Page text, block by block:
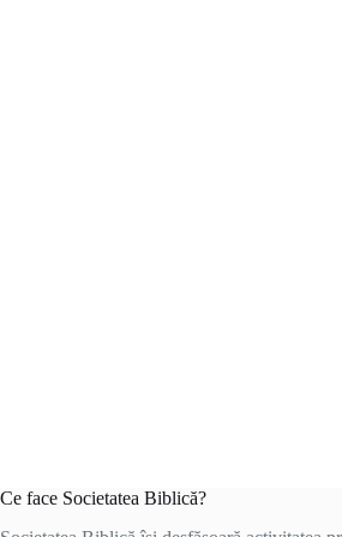
Ce face Societatea Biblică?